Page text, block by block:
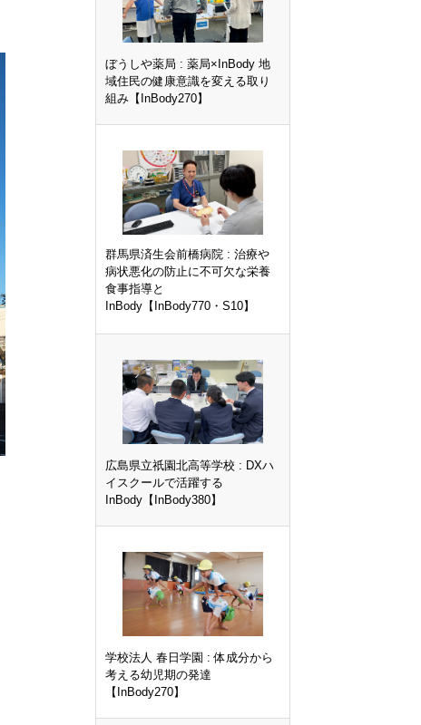
ぼうしや薬局 : 薬局×InBody 地
域住民の健康意識を変える取り
組み【InBody270】
群馬県済生会前橋病院 : 治療や
病状悪化の防止に不可欠な栄養
食事指導と
InBody【InBody770・S10】
広島県立祇園北高等学校 : DXハ
イスクールで活躍する
InBody【InBody380】
学校法人 春日学園 : 体成分から
考える幼児期の発達
【InBody270】